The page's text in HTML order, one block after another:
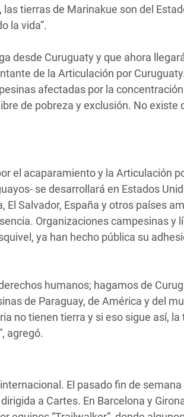
tierras de Marinakue son del
la vida”.
desde Curuguaty y que ahora
de la Articulación por
afectadas por la
de pobreza y exclusión. No existe
el acaparamiento y la Articulación
se desarrollará en Estados
Salvador, España y otros países
Organizaciones campesinas y
ya han hecho pública su
humanos; hagamos de
de Paraguay, de América y del
no tienen tierra y si eso sigue así, la
agregó.
El pasado fin de semana
a Cartes. En Barcelona y